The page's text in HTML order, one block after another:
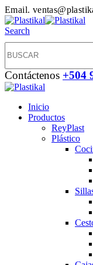
Email.
Search
Contáctenos +504
Inicio
Productos
ReyPlast
Plástico